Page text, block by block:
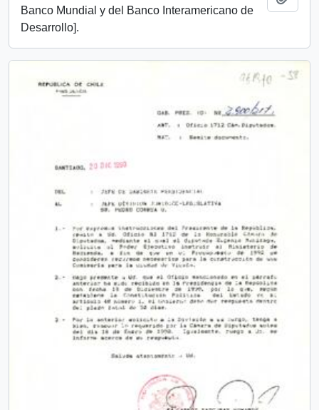
Banco Mundial y del Banco Interamericano de
Desarrollo].